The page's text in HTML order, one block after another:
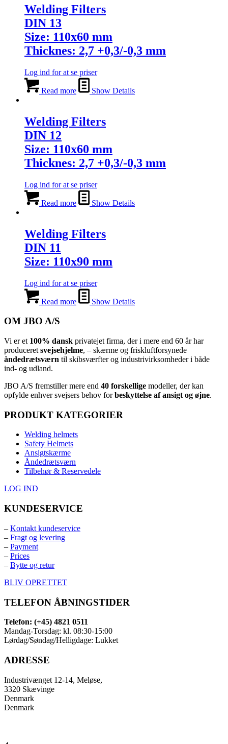
Welding Filters
DIN 13
Size: 110x60 mm
Thicknes: 2,7 +0,3/-0,3 mm
Log ind for at se priser
Read more Show Details
Welding Filters
DIN 12
Size: 110x60 mm
Thicknes: 2,7 +0,3/-0,3 mm
Log ind for at se priser
Read more Show Details
Welding Filters
DIN 11
Size: 110x90 mm
Log ind for at se priser
Read more Show Details
OM JBO A/S
Vi er et 100% dansk privatejet firma, der i mere end 60 år har
produceret svejsehjelme, – skærme og friskluftforsynede
åndedrætsværn til skibsværfter og industrivirksomheder i både
ind- og udland.
JBO A/S ⁦ fremstiller mere end 40 forskellige modeller, der kan
opfylde enhver svejsers behov forbeskyttelse af ansigt og øjne.⁩
PRODUKT KATEGORIER
Welding helmets
Safety Helmets
Ansigtskærme
Åndedrætsværn
Tilbehør & Reservedele
LOG IND
KUNDESERVICE
– Kontakt kundeservice
– Fragt og levering
– Payment
– Prices
– Bytte og retur
BLIV OPRETTET
TELEFON ÅBNINGSTIDER
Telefon: (+45) 4821 0511
Mandag-Torsdag: kl. 08:30-15:00
Lørdag/Søndag/Helligdage: Lukket
ADRESSE
Industrivænget 12-14, Meløse,
3320 Skævinge
Denmark
Denmark